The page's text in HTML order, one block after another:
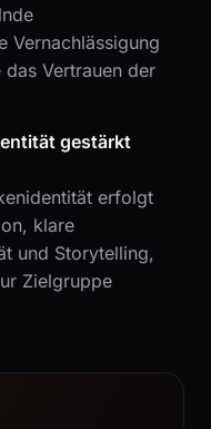
Vernachlässigung
Vertrauen der
gestärkt
erfolgt
klare
und Storytelling,
Zielgruppe